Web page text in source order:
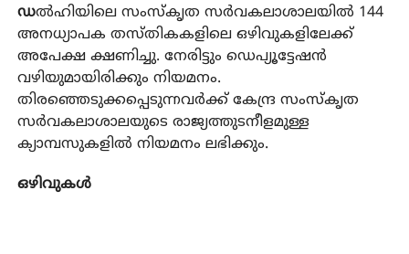
ഡൽഹിയിലെ സംസ്‌കൃത സർവകലാശാലയിൽ 144
അനധ്യാപക തസ്തികകളിലെ ഒഴിവുകളിലേക്ക്
അപേക്ഷ ക്ഷണിച്ചു. നേരിട്ടും ഡെപ്യൂട്ടേഷൻ
വഴിയുമായിരിക്കും നിയമനം.
തിരഞ്ഞെടുക്കപ്പെടുന്നവർക്ക് കേന്ദ്ര സംസ്‌കൃത
സർവകലാശാലയുടെ രാജ്യത്തുടനീളമുള്ള
ക്യാമ്പസുകളിൽ നിയമനം ലഭിക്കും.
ഒഴിവുകൾ